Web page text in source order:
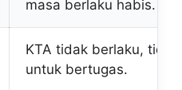
masa berlaku habis.
KTA tidak berlaku,
untuk bertugas.